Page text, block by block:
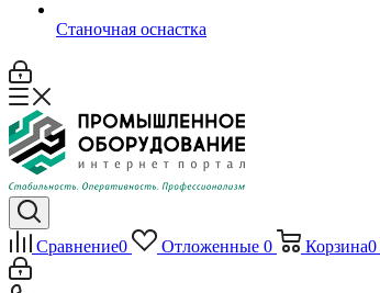
Станочная оснастка
Сравнение0 Отложенные 0 Корзина0